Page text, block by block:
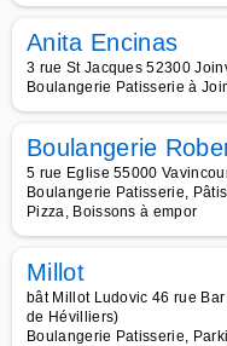
Anita Encinas
3 rue St Jacques 52300
Boulangerie Patisserie à
Boulangerie
5 rue Eglise 55000
Boulangerie Patisserie,
Pizza, Boissons à empor
Millot
bât Millot Ludovic 46 rue
de Hévilliers)
Boulangerie Patisserie,